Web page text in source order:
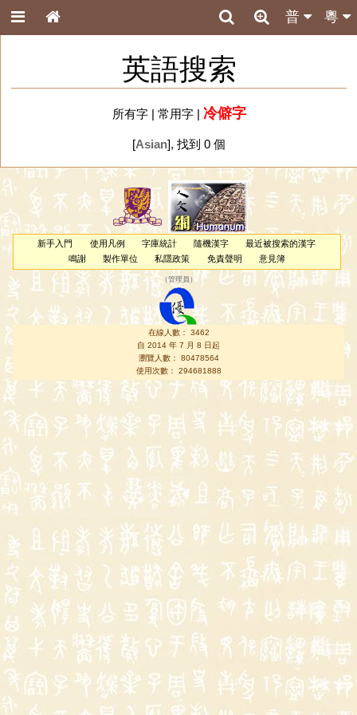
粵
普
英語搜索
所有字| 常用字| 冷僻字
[Asian], 找到 0 個
新手入門 使用凡例 字庫統計 隨機漢字
最近被搜索的漢字
鳴謝
製作單位 私隱政策 免責聲明 意見簿
（管理員 ）
在線人數： 3462
自 2014 年 7 月 8 日起
瀏覽人數： 80478564
使用次數： 294681888